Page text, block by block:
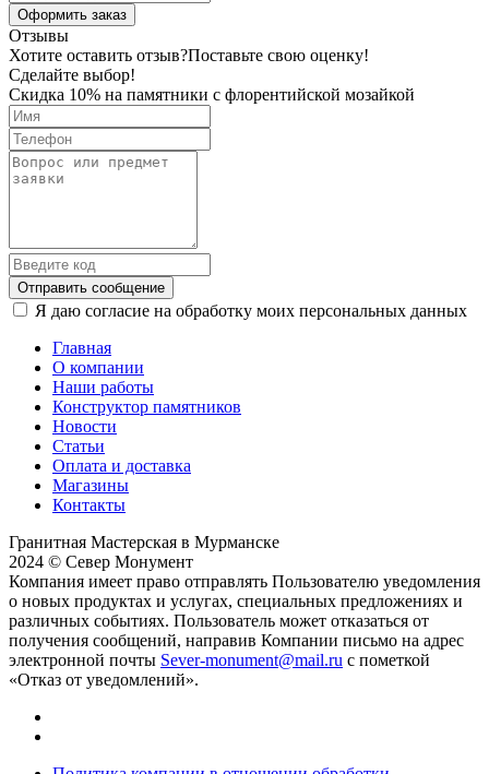
Оформить заказ
Отзывы
Хотите оставить отзыв?Поставьте свою оценку!
Сделайте выбор!
Скидка 10% на памятники с флорентийской мозайкой
Отправить сообщение
Я даю согласие на обработку моих персональных данных
Главная
О компании
Наши работы
Конструктор памятников
Новости
Статьи
Оплата и доставка
Магазины
Контакты
Гранитная Мастерская в Мурманске
2024 © Север Монумент
Компания имеет право отправлять Пользователю уведомления
о новых продуктах и услугах, специальных предложениях и
различных событиях. Пользователь может отказаться от
получения сообщений, направив Компании письмо на адрес
электронной почты Sever-monument@mail.ru с пометкой
«Отказ от уведомлений».